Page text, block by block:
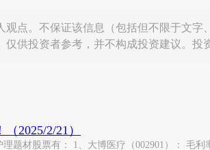
点。不保证该信息（包括但不限于文
供投资者参考，并不构成投资建议。投
2025/2/21）
题材股票有： 1、大博医疗（002901）： 毛